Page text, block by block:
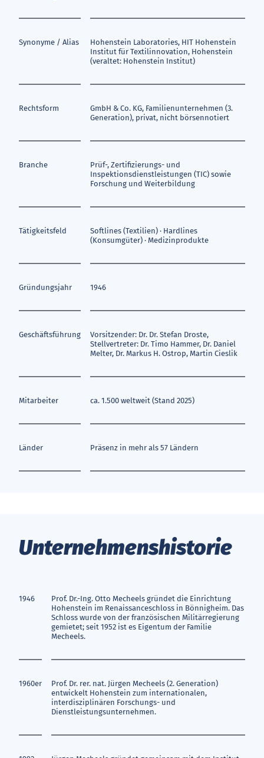
Synonyme / Alias
Hohenstein Laboratories, HIT Hohenstein
Institut für Textilinnovation, Hohenstein
(veraltet: Hohenstein Institut)
Rechtsform
GmbH & Co. KG, Familienunternehmen (3.
Generation), privat, nicht börsennotiert
Branche
Prüf-, Zertifizierungs- und
Inspektionsdienstleistungen (TIC) sowie
Forschung und Weiterbildung
Tätigkeitsfeld
Softlines (Textilien) · Hardlines
(Konsumgüter) · Medizinprodukte
Gründungsjahr 1946
Geschäftsführung
Vorsitzender: Dr. Dr. Stefan Droste,
Stellvertreter: Dr. Timo Hammer, Dr. Daniel
Melter, Dr. Markus H. Ostrop, Martin Cieslik
Mitarbeiter ca. 1.500 weltweit (Stand 2025)
Länder Präsenz in mehr als 57 Ländern
Un­ter­neh­mens­his­to­rie
1946
Prof. Dr.-Ing. Otto Mecheels gründet die Einrichtung
Hohenstein im Renaissanceschloss in Bönnigheim. Das
Schloss wurde von der französischen Militärregierung
gemietet; seit 1952 ist es Eigentum der Familie
Mecheels.
1960er
Prof. Dr. rer. nat. Jürgen Mecheels (2. Generation)
entwickelt Hohenstein zum internationalen,
interdisziplinären Forschungs- und
Dienstleistungsunternehmen.